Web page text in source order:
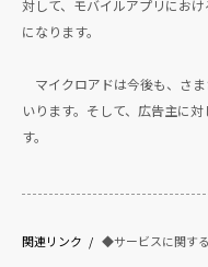
対して、モバイルアプリにお
になります。
マイクロアドは今後も、さ
いります。そして、広告主に
す。
関連リンク ◆サービスに関す